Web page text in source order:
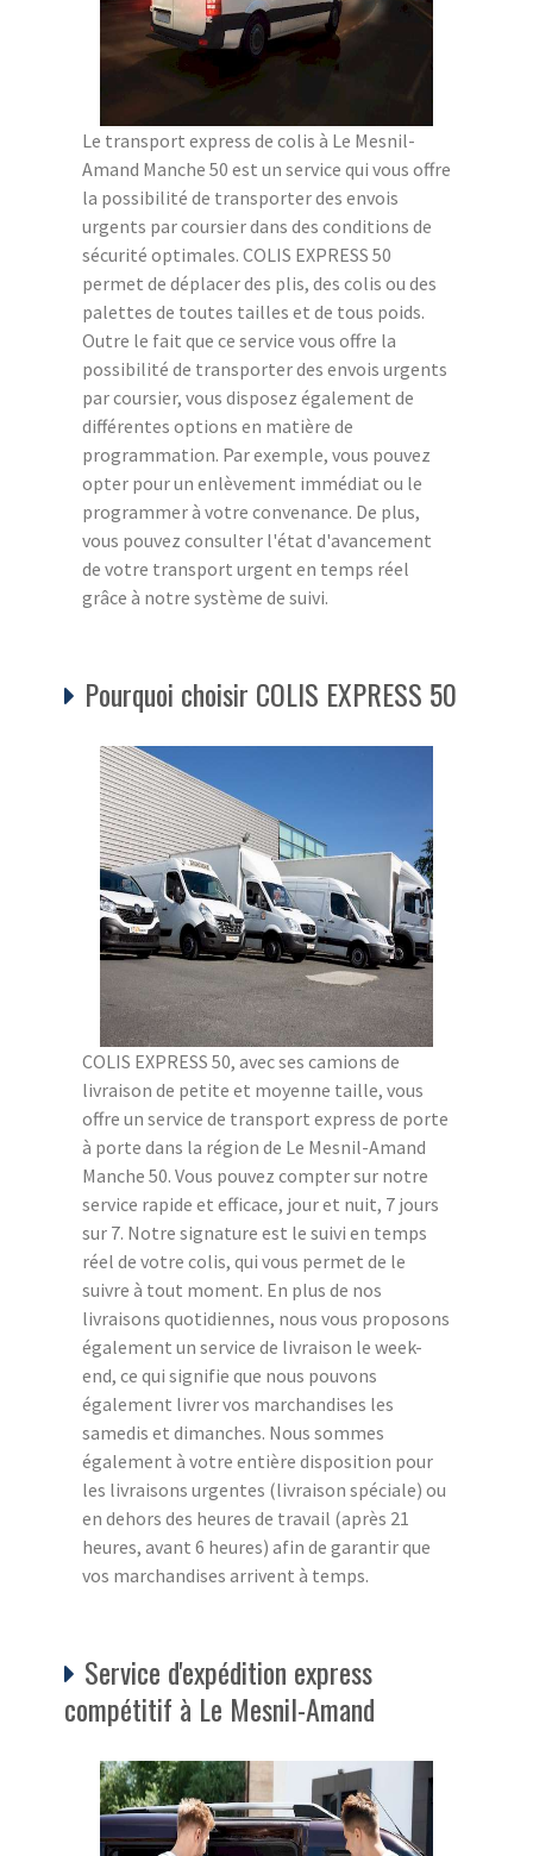
Le transport express de colis à Le Mesnil-
Amand Manche 50 est un service qui vous offre
la possibilité de transporter des envois
urgents par coursier dans des conditions de
sécurité optimales. COLIS EXPRESS 50
permet de déplacer des plis, des colis ou des
palettes de toutes tailles et de tous poids.
Outre le fait que ce service vous offre la
possibilité de transporter des envois urgents
par coursier, vous disposez également de
différentes options en matière de
programmation. Par exemple, vous pouvez
opter pour un enlèvement immédiat ou le
programmer à votre convenance. De plus,
vous pouvez consulter l'état d'avancement
de votre transport urgent en temps réel
grâce à notre système de suivi.
Pourquoi choisir COLIS EXPRESS 50
COLIS EXPRESS 50, avec ses camions de
livraison de petite et moyenne taille, vous
offre un service de transport express de porte
à porte dans la région de Le Mesnil-Amand
Manche 50. Vous pouvez compter sur notre
service rapide et efficace, jour et nuit, 7 jours
sur 7. Notre signature est le suivi en temps
réel de votre colis, qui vous permet de le
suivre à tout moment. En plus de nos
livraisons quotidiennes, nous vous proposons
également un service de livraison le week-
end, ce qui signifie que nous pouvons
également livrer vos marchandises les
samedis et dimanches. Nous sommes
également à votre entière disposition pour
les livraisons urgentes (livraison spéciale) ou
en dehors des heures de travail (après 21
heures, avant 6 heures) afin de garantir que
vos marchandises arrivent à temps.
Service d'expédition express
compétitif à Le Mesnil-Amand